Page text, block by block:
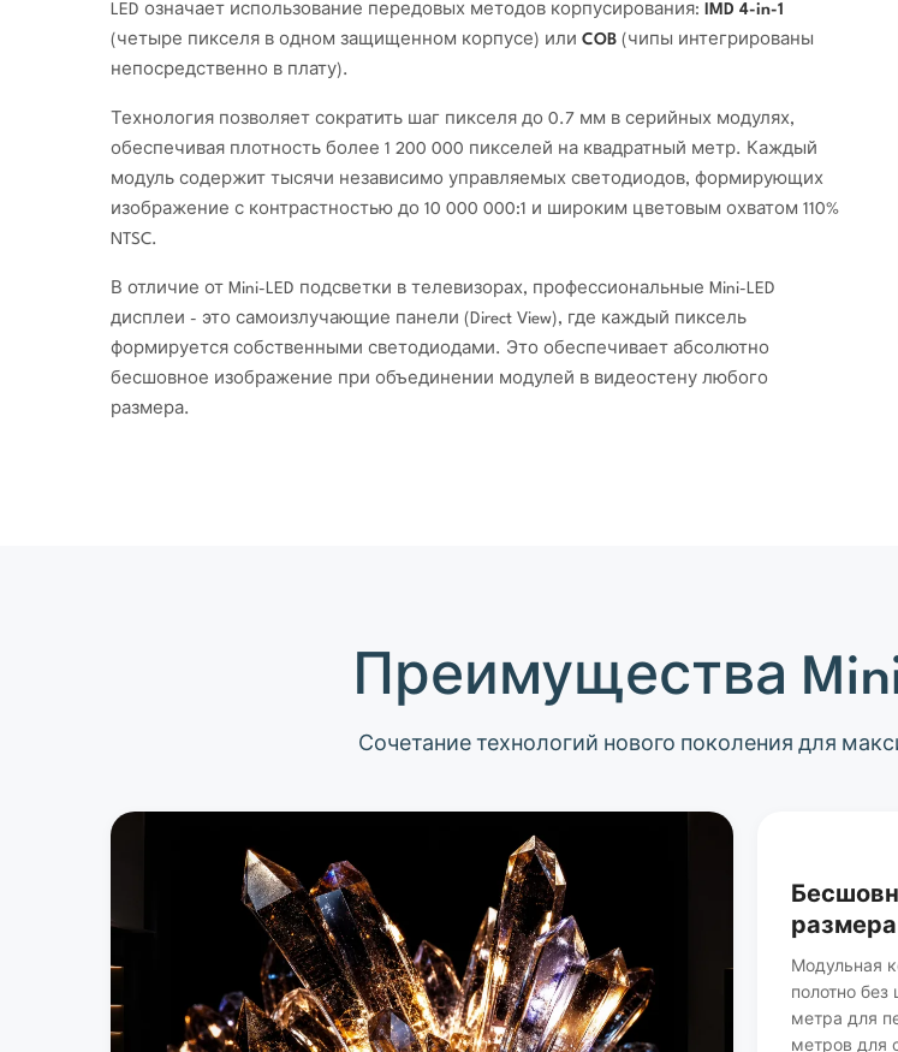
LED означает использование передовых методов корпусирования:
IMD 4-in-1
(четыре пикселя в одном защищенном корпусе) или COB (чипы интегрированы
непосредственно в плату).
Технология позволяет сократить шаг пикселя до 0.7 мм в серийных модулях,
обеспечивая плотность более 1 200 000 пикселей на квадратный метр. Каждый
модуль содержит тысячи независимо управляемых светодиодов, формирующих
изображение с контрастностью до 10 000 000:1 и широким цветовым охватом 110%
NTSC.
В отличие от Mini-LED подсветки в телевизорах, профессиональные Mini-LED
дисплеи - это самоизлучающие панели (Direct View), где каждый пиксель
формируется собственными светодиодами. Это обеспечивает абсолютно
бесшовное изображение при объединении модулей в видеостену любого
размера.
Преимущества
Сочетание технологий нового поколения для
размера
Модульная
полотно
метра для
метров для